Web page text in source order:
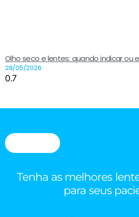
Olho seco e lentes: quando indicar ou
28/05/2026
Tenha as melhores
para seus